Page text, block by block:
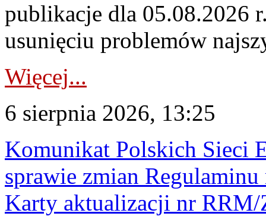
publikacje dla 05.08.2026
usunięciu problemów
Więcej...
6 sierpnia 2026, 13:25
Komunikat Polskich Sieci
sprawie zmian
Karty aktualizacji nr